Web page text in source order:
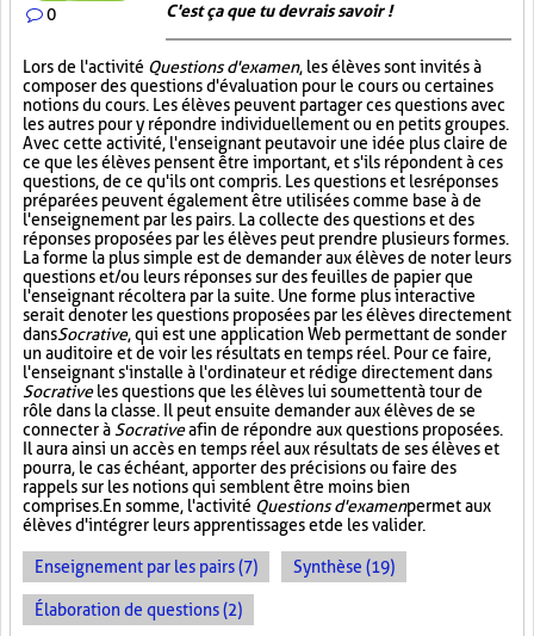
0 C'est ça que tu devrais savoir !
Lors de l'activité Questions d'examen, les élèves sont invités à
composer des questions d'évaluation pour le cours ou certaines
notions du cours. Les élèves peuvent partager ces questions avec
les autres pour y répondre individuellement ou en petits groupes.
Avec cette activité, l'enseignant peut avoir une idée plus claire de
ce que les élèves pensent être important, et s'ils répondent à ces
questions, de ce qu'ils ont compris. Les questions et les réponses
préparées peuvent également être utilisées comme base à de
l'enseignement par les pairs. La collecte des questions et des
réponses proposées par les élèves peut prendre plusieurs formes.
La forme la plus simple est de demander aux élèves de noter leurs
questions et/ou leurs réponses sur des feuilles de papier que
l'enseignant récoltera par la suite. Une forme plus interactive
serait de noter les questions proposées par les élèves directement
dansSocrative, qui est une application Web permettant de sonder
un auditoire et de voir les résultats en temps réel. Pour ce faire,
l'enseignant s'installe à l'ordinateur et rédige directement dans
Socrativeles questions que les élèves lui soumettent à tour de
rôle dans la classe. Il peut ensuite demander aux élèves de se
connecter à Socrativeafin de répondre aux questions proposées.
Il aura ainsi un accès en temps réel aux résultats de ses élèves et
pourra, le cas échéant, apporter des précisions ou faire des
rappels sur les notions qui semblent être moins bien
comprises. En somme, l'activité Questions d'examenpermet aux
élèves d'intégrer leurs apprentissages et de les valider.
Enseignement par les pairs (7) Synthèse (19)
Élaboration de questions (2)